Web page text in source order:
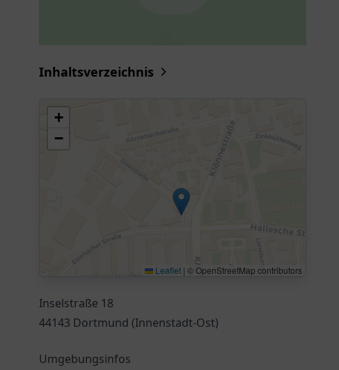
Inhaltsverzeichnis
+
−
Leaflet | © OpenStreetMap contributors
Inselstraße 18
44143 Dortmund (Innenstadt-Ost)
Umgebungsinfos